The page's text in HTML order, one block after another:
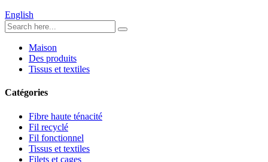
English
Maison
Des produits
Tissus et textiles
Catégories
Fibre haute ténacité
Fil recyclé
Fil fonctionnel
Tissus et textiles
Filets et cages